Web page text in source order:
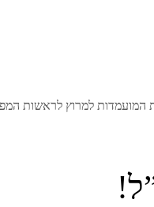
המועמדות למרוץ לראשות